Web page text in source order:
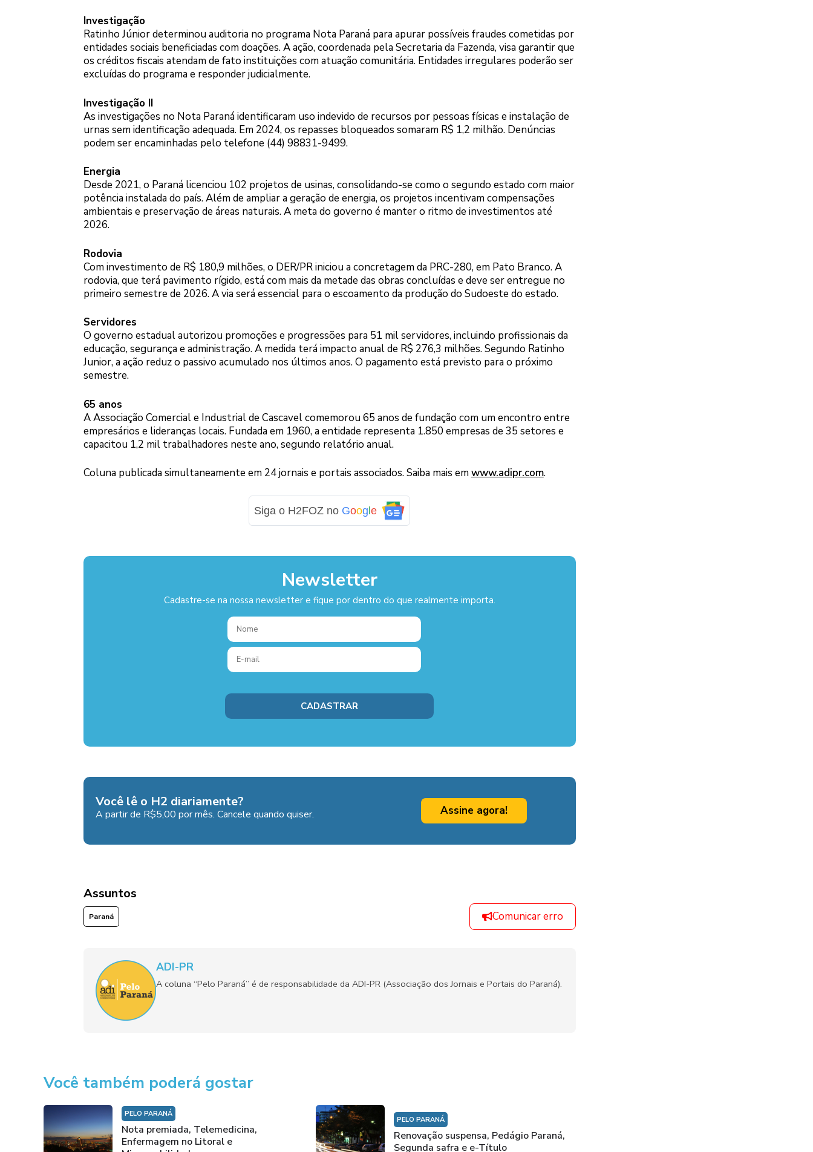
Investigação
Ratinho Júnior determinou auditoria no programa Nota Paraná para apurar possíveis fraudes cometidas por
entidades sociais beneficiadas com doações. A ação, coordenada pela Secretaria da Fazenda, visa garantir que
os créditos fiscais atendam de fato instituições com atuação comunitária. Entidades irregulares poderão ser
excluídas do programa e responder judicialmente.
Investigação II
As investigações no Nota Paraná identificaram uso indevido de recursos por pessoas físicas e instalação de
urnas sem identificação adequada. Em 2024, os repasses bloqueados somaram R$ 1,2 milhão. Denúncias
podem ser encaminhadas pelo telefone (44) 98831-9499.
Energia
Desde 2021, o Paraná licenciou 102 projetos de usinas, consolidando-se como o segundo estado com maior
potência instalada do país. Além de ampliar a geração de energia, os projetos incentivam compensações
ambientais e preservação de áreas naturais. A meta do governo é manter o ritmo de investimentos até
2026.
Rodovia
Com investimento de R$ 180,9 milhões, o DER/PR iniciou a concretagem da PRC-280, em Pato Branco. A
rodovia, que terá pavimento rígido, está com mais da metade das obras concluídas e deve ser entregue no
primeiro semestre de 2026. A via será essencial para o escoamento da produção do Sudoeste do estado.
Servidores
O governo estadual autorizou promoções e progressões para 51 mil servidores, incluindo profissionais da
educação, segurança e administração. A medida terá impacto anual de R$ 276,3 milhões. Segundo Ratinho
Junior, a ação reduz o passivo acumulado nos últimos anos. O pagamento está previsto para o próximo
semestre.
65 anos
A Associação Comercial e Industrial de Cascavel comemorou 65 anos de fundação com um encontro entre
empresários e lideranças locais. Fundada em 1960, a entidade representa 1.850 empresas de 35 setores e
capacitou 1,2 mil trabalhadores neste ano, segundo relatório anual.
Coluna publicada simultaneamente em 24 jornais e portais associados. Saiba mais emwww.adipr.com.
Siga o H2FOZ no Google
Newsletter
Cadastre-se na nossa newsletter e fique por dentro do que realmente importa.
Você lê o H2 diariamente?
A partir de R$5,00 por mês. Cancele quando quiser. Assine agora!
Assuntos
Paraná Comunicar erro
ADI-PR
A coluna “Pelo Paraná” é de responsabilidade da ADI-PR (Associação dos Jornais e Portais do Paraná).
Você também poderá gostar
PELO PARANÁ
Nota premiada, Telemedicina,
Enfermagem no Litoral e
PELO PARANÁ
Renovação suspensa, Pedágio Paraná,
Segunda safra e e-Título